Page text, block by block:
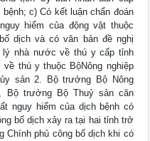
c) Có kết luận chẩn đoán
hiểm của động vật thuộc
dịch và có văn bản đề nghị
lý nhà nước về thú y cấp tỉnh
thú y thuộc BộNông nghiệp
sản 2. Bộ trưởng Bộ Nông
Bộ trưởng Bộ Thuỷ sản căn
nguy hiểm của dịch bệnh có
bố dịch xảy ra tại hai tỉnh trở
Chính phủ công bố dịch khi có